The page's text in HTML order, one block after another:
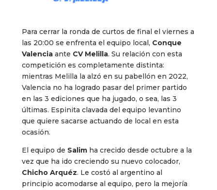
Para cerrar la ronda de curtos de final el viernes a
las 20:00 se enfrenta el equipo local, Conque
Valenciaante CV Melilla. Su relación con esta
competición es completamente distinta:
mientras Melilla la alzó en su pabellón en 2022,
Valencia no ha logrado pasar del primer partido
en las 3 ediciones que ha jugado, o sea, las 3
últimas. Espinita clavada del equipo levantino
que quiere sacarse actuando de local en esta
ocasión.
El equipo de Salimha crecido desde octubre a la
vez que ha ido creciendo su nuevo colocador,
Chicho Arquéz. Le costó al argentino al
principio acomodarse al equipo, pero la mejoría